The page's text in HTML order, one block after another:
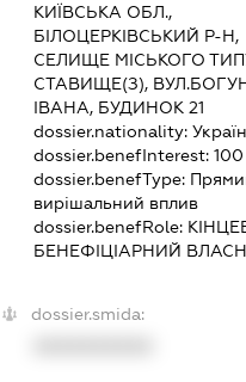
КИЇВСЬКА ОБЛ.,
БІЛОЦЕРКІВСЬКИЙ Р-Н,
СЕЛИЩЕ МІСЬКОГО
СТАВИЩЕ(З),
ІВАНА, БУДИНОК 21
dossier.nationality:
dossier.benefInterest:100
dossier.benefType:
вирішальний вплив
dossier.benefRole:
БЕНЕФІЦІАРНИЙ
dossier.smida: